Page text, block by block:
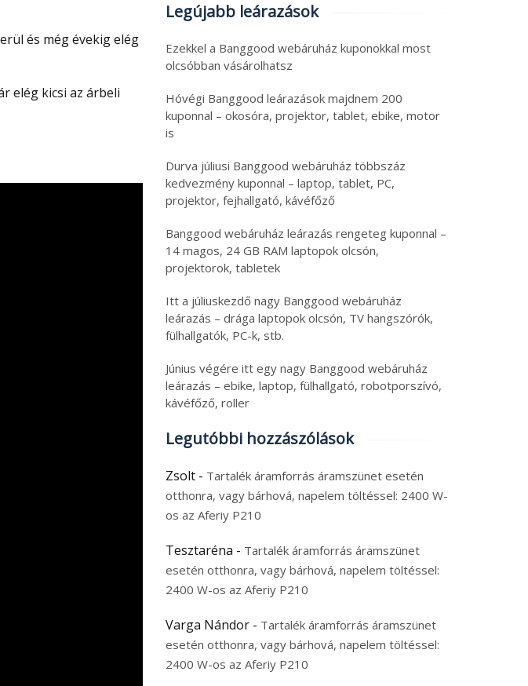
Legújabb leárazások
Ezekkel a Banggood webáruház kuponokkal most
olcsóbban vásárolhatsz
Hóvégi Banggood leárazások majdnem 200
kuponnal – okosóra, projektor, tablet, ebike, motor
is
Durva júliusi Banggood webáruház többszáz
kedvezmény kuponnal – laptop, tablet, PC,
projektor, fejhallgató, kávéfőző
Banggood webáruház leárazás rengeteg kuponnal –
14 magos, 24 GB RAM laptopok olcsón,
projektorok, tabletek
Itt a júliuskezdő nagy Banggood webáruház
leárazás – drága laptopok olcsón, TV hangszórók,
fülhallgatók, PC-k, stb.
Június végére itt egy nagy Banggood webáruház
leárazás – ebike, laptop, fülhallgató, robotporszívó,
kávéfőző, roller
Legutóbbi hozzászólások
Zsolt - Tartalék áramforrás áramszünet esetén
otthonra, vagy bárhová, napelem töltéssel: 2400 W-
os az Aferiy P210
Tesztaréna - Tartalék áramforrás áramszünet
esetén otthonra, vagy bárhová, napelem töltéssel:
2400 W-os az Aferiy P210
Varga Nándor - Tartalék áramforrás áramszünet
esetén otthonra, vagy bárhová, napelem töltéssel:
2400 W-os az Aferiy P210